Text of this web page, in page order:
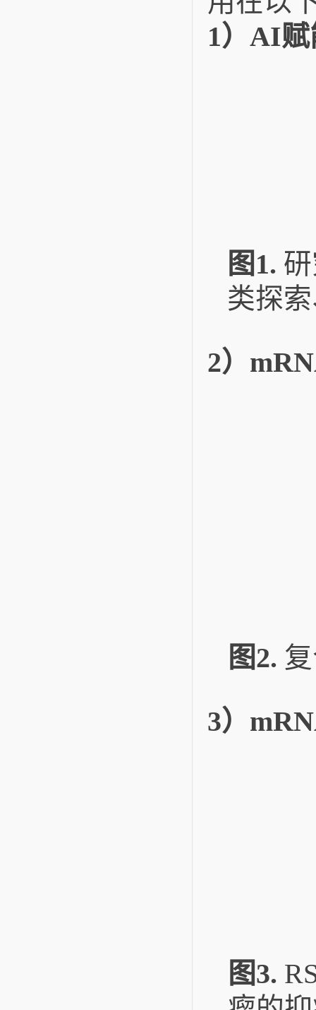
1）AI
图1.
类探
2）
图2.
3）
图3.